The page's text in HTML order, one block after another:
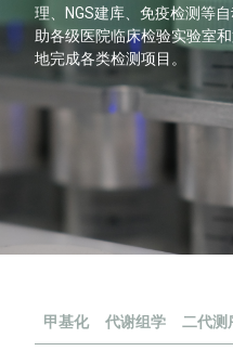
理、NGS建库、免疫检测等
助各级医院临床检验实验室
地完成各类检测项目。
甲基化 代谢组学 二代测